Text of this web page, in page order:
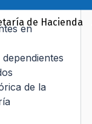
de Hacienda
en
de la